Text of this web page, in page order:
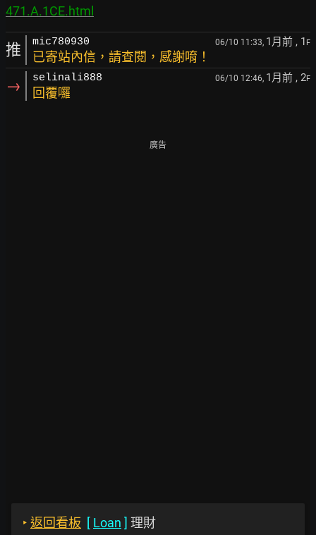
471.A.1CE.html
推 mic780930 06/10 11:33, 1月前 , 1 F
已寄站內信，請查閱，感謝唷！
→ selinali888 06/10 12:46, 1月前 , 2F
回覆囉
廣告
‣ 返回看板 [ Loan ] 理財